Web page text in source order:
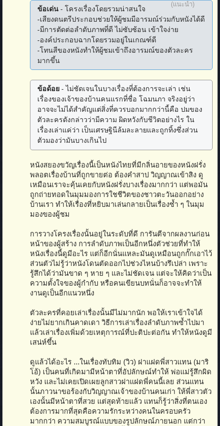
(แนะนำ)
ข้อเด่น - โครงเรื่องโดยรวมน่าสนใจ
-เสียงดนตรีประกอบช่วยให้ผู้ชมมีอารมณ์ร่วมกับหนังได้ดี
-มีการตัดต่อลำดับภาพที่ดี ไม่ซับซ้อน เข้าใจง่าย
-องค์ประกอบฉากโดยรวมอยู่ในเกณฑ์ดี
-โทนสีของหนังทำให้ผู้ชมเข้าถึงอารมณ์ของตัวละคร
มากขึ้น
ข้อด้อย - ไม่ชัดเจนในบางเรื่องที่ต้องการจะเล่า เช่น
เรื่องของเจ้าของบ้านคนแรกที่ชื่อ โฉมนภา จริงอยู่ว่า
อาจจะไม่ได้สำคัญแต่สิ่งที่ควรบอกมากกว่านี้คือ ปมของ
ตัวละครดังกล่าวว่ามีความ ผิดหวังกับชีวิตอย่างไร ใน
เรื่องเล่าแค่ว่า เป็นเศรษฐินีล้มละลายและถูกทิ้งซึ่งส่วน
ตัวมองว่ามันบางเกินไป
หนังสยองขวัญเรื่องนี้เป็นหนังไทยที่มีกลิ่นอายของหนังฝรั่ง
พลอตเรื่องบ้านที่ถูกขายต่อ ต้องคำสาป วิญญาณเข้าสิง ดู
เหมือนเราจะคุ้นเคยกับหนังฝรั่งบางเรื่องมากกว่า แต่พอมัน
ถูกถ่ายทอดในมุมมองการใชชีวิตของชาวตะวันออกอย่าง
บ้านเรา ทำให้เรื่องที่หยิบมาเล่นกลายเป็นเรื่องซ้ำ ๆ ในมุม
มองของผู้ชม
การวางโครงเรื่องนั้นอยู่ในระดับที่ดี การันตีจากผลงานก่อน
หน้าของผู้สร้าง การลำดับภาพเป็นอีกหนึ่งตัวช่วยที่ทำให้
หนังเรื่องนี้ดูมีอะไร แต่ก็อีกนั่นแหละมันดูเหมือนถูกกั๊กเอาไว้
ส่วนตัวไม่รู้ว่าหนังโดนตัดออกไปช่วงไหนบ้างรึเปล่า เพราะ
รู้สึกได้ว่ามันขาด ๆ หาย ๆ และไม่ชัดเจน แต่จะให้คิดว่าเป็น
ความตั้งใจของผู้กำกับ หรือคนเขียนบทนั่นก็อาจจะทำให้
งานดูเป็นอีกแนวหนึ่ง
ตัวละครที่คอยเล่าเรื่องนั้นมีไม่มากนัก พอให้เราเข้าใจได้
ง่ายไม่ยากเกินคาดเดา วิธีการเล่าเรื่องลำดับภาพซ้ำไปมา
แล้วเล่าเรื่องเพิ่มด้วยเหตุการณ์ที่ปะติปะต่อกัน ทำให้หนังดูมี
เสน่ห์ขึ้น
ดูแล้วได้อะไร ...ในเรื่องทับทิม (วิว) ฝาแฝดพี่สาวแทน (มาริ
โอ้) เป็นคนที่เกิดมามีหน้าตาที่อัปลักษณ์ทำให้ พ่อแม่รู้สึกผิด
หวัง และไม่เคยเปิดเผยลูกสาวฝาแฝดพี่คนนี้เลย ส่วนแทน
นั้นภาวนาขอร้องกับวิญญาณเจ้าของบ้านคนเก่า ให้พี่สาวตัว
เองนั้นมีหน้าตาที่สวย แต่สุดท้ายแล้ว แทนก็รู้ว่าสิ่งที่ตนเอง
ต้องการมากที่สุดคือความรักระหว่างคนในครอบครัว
มากกว่า ความสมบูรณ์แบบของรูปลักษณ์ภายนอก แต่กว่า